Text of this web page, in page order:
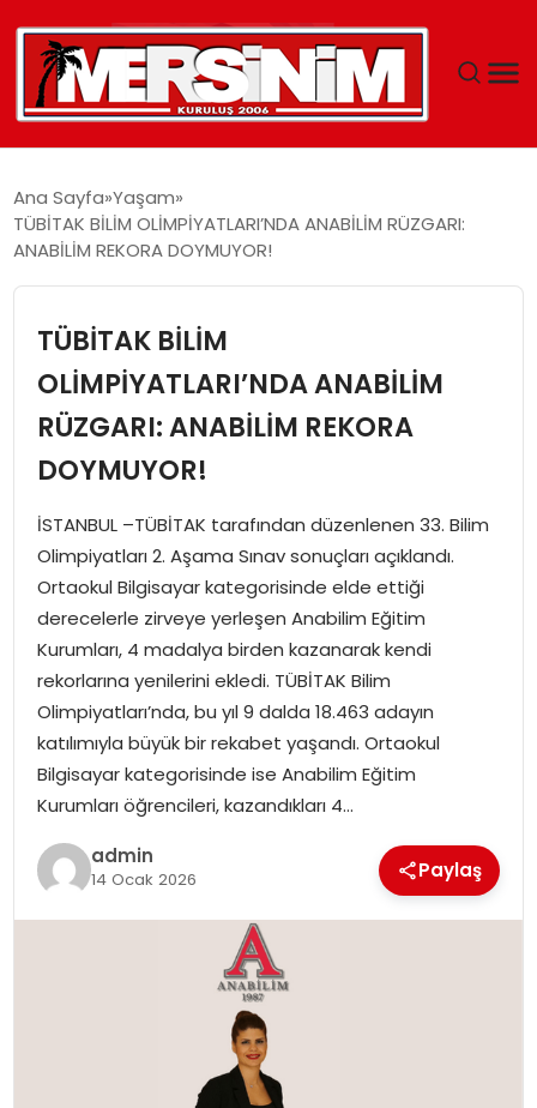
YAŞAM
SAĞLIK
EĞITIM
EKONOMI
MAGAZIN
DÜNYA
OTOMOBIL
Ana Sayfa Yaşam
TÜBİTAK BİLİM OLİMPİYATLARI’NDA ANABİLİM RÜZGARI:
ANABİLİM REKORA DOYMUYOR!
TÜBİTAK BİLİM
OLİMPİYATLARI’NDA ANABİLİM
RÜZGARI: ANABİLİM REKORA
DOYMUYOR!
İSTANBUL –TÜBİTAK tarafından düzenlenen 33. Bilim
Olimpiyatları 2. Aşama Sınav sonuçları açıklandı.
Ortaokul Bilgisayar kategorisinde elde ettiği
derecelerle zirveye yerleşen Anabilim Eğitim
Kurumları, 4 madalya birden kazanarak kendi
rekorlarına yenilerini ekledi. TÜBİTAK Bilim
Olimpiyatları’nda, bu yıl 9 dalda 18.463 adayın
katılımıyla büyük bir rekabet yaşandı. Ortaokul
Bilgisayar kategorisinde ise Anabilim Eğitim
Kurumları öğrencileri, kazandıkları 4…
admin
14 Ocak 2026 Paylaş